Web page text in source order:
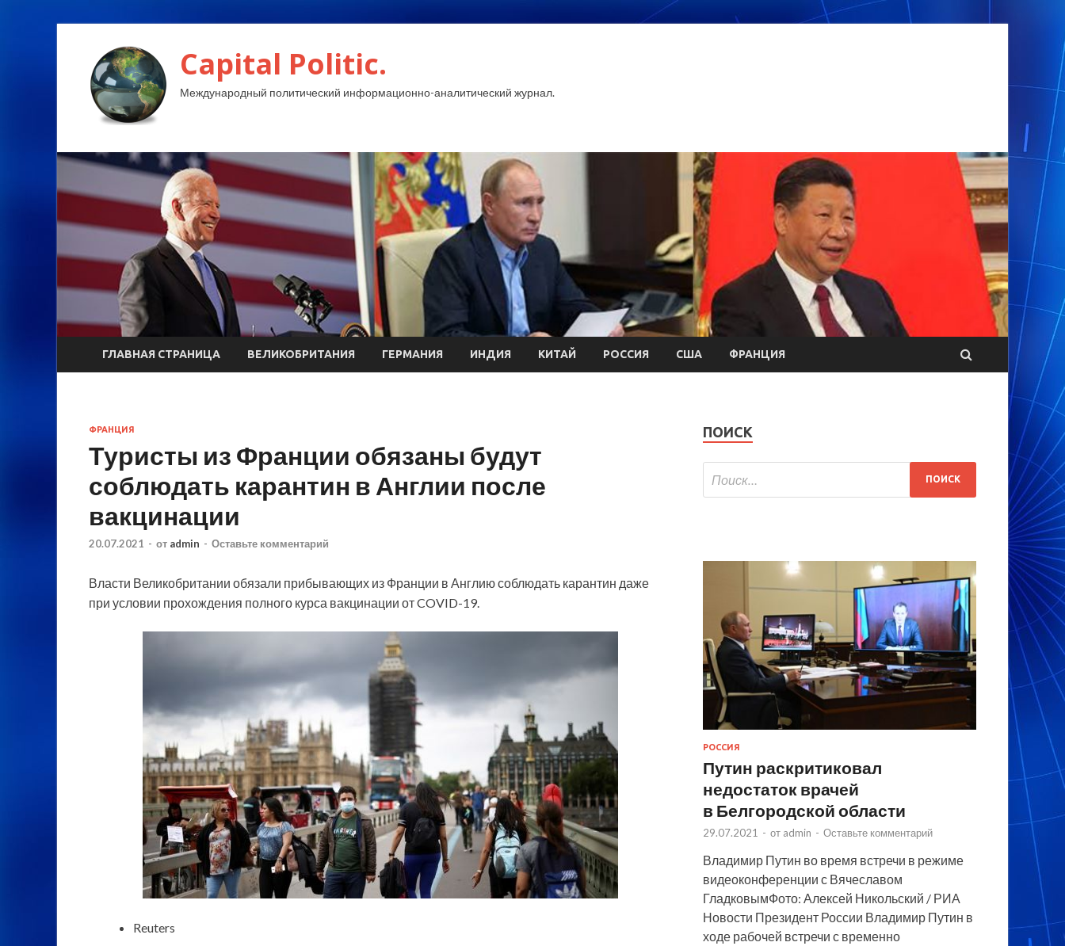
Capital Politic.
Международный политический информационно-аналитический журнал.
ГЛАВНАЯ СТРАНИЦА ВЕЛИКОБРИТАНИЯ ГЕРМАНИЯ ИНДИЯ КИТАЙ РОССИЯ США ФРАНЦИЯ
ФРАНЦИЯ
Туристы из Франции обязаны будут
соблюдать карантин в Англии после
вакцинации
20.07.2021 - от admin - Оставьте комментарий
Власти Великобритании обязали прибывающих из Франции в Англию соблюдать карантин даже
при условии прохождения полного курса вакцинации от COVID-19.
Reuters
ПОИСК
РОССИЯ
Путин раскритиковал
недостаток врачей
в Белгородской области
29.07.2021 - от admin - Оставьте комментарий
Владимир Путин во время встречи в режиме
видеоконференции с Вячеславом
ГладковымФото: Алексей Никольский / РИА
Новости Президент России Владимир Путин в
ходе рабочей встречи с временно